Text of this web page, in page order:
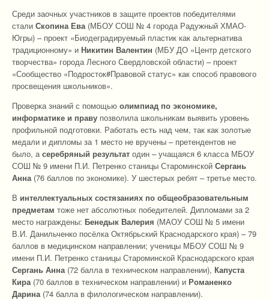
Среди заочных участников в защите проектов победителями
стали Скопина Ева (МБОУ СОШ № 4 города Радужный ХМАО-
Югры) – проект «Биодеградируемый пластик как альтернатива
традиционному» и Никитин Валентин (МБУ ДО «Центр детского
творчества» города Лесного Свердловской области) – проект
«Сообщество «Подросток#Правовой статус» как способ правового
просвещения школьников».
Проверка знаний с помощью олимпиад по экономике,
информатике и праву позволила школьникам выявить уровень
профильной подготовки. Работать есть над чем, так как золотые
медали и дипломы за 1 место не вручены – претендентов не
было, а серебряный результат один – учащаяся 6 класса МБОУ
СОШ № 9 имени П.И. Петренко станицы Староминской Сергань
Анна (76 баллов по экономике). У шестерых ребят – третье место.
В интеллектуальных состязаниях по общеобразовательным
предметам тоже нет абсолютных победителей. Дипломами за 2
место награждены: Бенедык Валерия (МАОУ СОШ № 5 имени
В.И. Данильченко посёлка Октябрьский Краснодарского края) – 79
баллов в медицинском направлении; ученицы МБОУ СОШ № 9
имени П.И. Петренко станицы Староминской Краснодарского края
Сергань Анна (72 балла в техническом направлении), Капуста
Кира (70 баллов в техническом направлении) и Романенко
Дарина (74 балла в филологическом направлении).